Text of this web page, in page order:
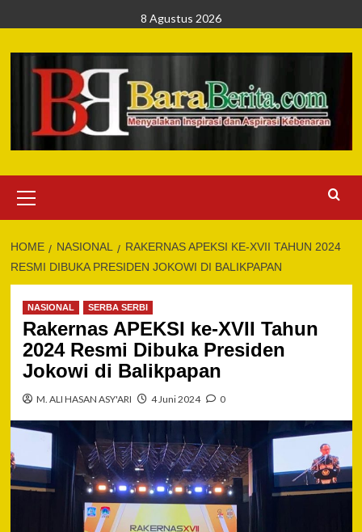
to
content
8 Agustus 2026
Menu
HOME NASIONAL
RAKERNAS APEKSI KE-XVII TAHUN 2024
RESMI DIBUKA PRESIDEN JOKOWI DI BALIKPAPAN
NASIONAL SERBA SERBI
Rakernas APEKSI ke-XVII Tahun
2024 Resmi Dibuka Presiden
Jokowi di Balikpapan
M. ALI HASAN ASY'ARI 4 Juni 2024 0